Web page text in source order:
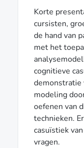
Korte
cursisten,
de hand van
met het
cognitieve
demonstratie
modeling
oefenen van
technieken.
casuïstiek
vragen.